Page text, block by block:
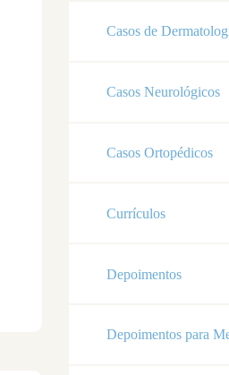
Casos de
Casos Neurológicos
Casos Ortopédicos
Currículos
Depoimentos
Depoimentos para